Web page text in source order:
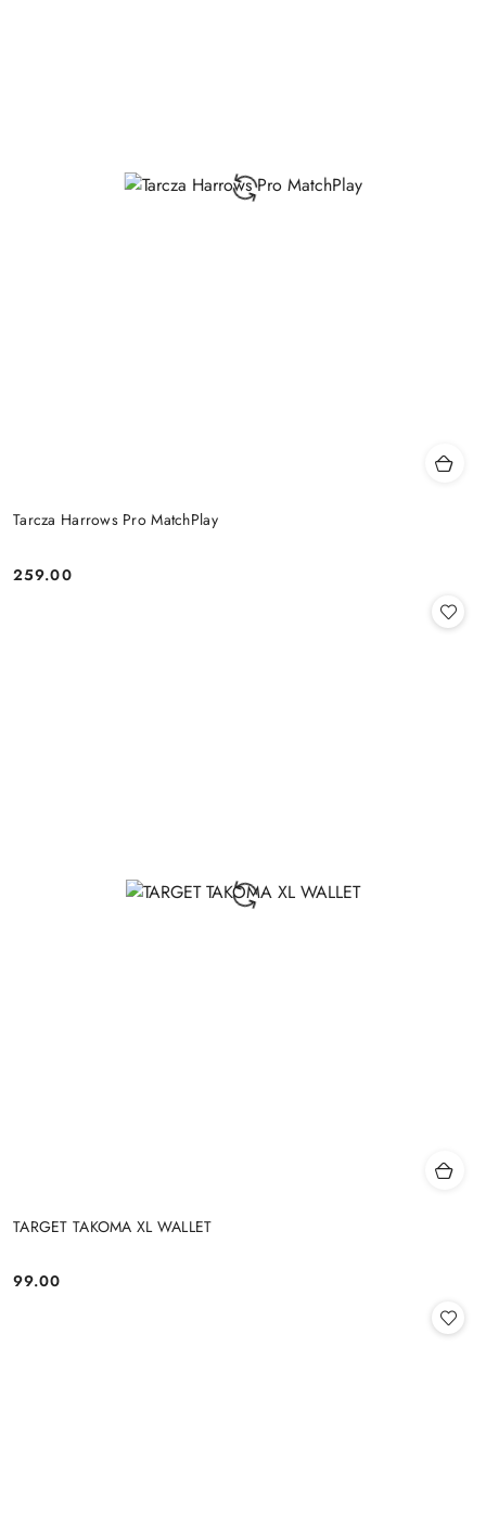
Tarcza Harrows Pro MatchPlay
Cena:
259.00
TARGET TAKOMA XL WALLET
Cena:
99.00